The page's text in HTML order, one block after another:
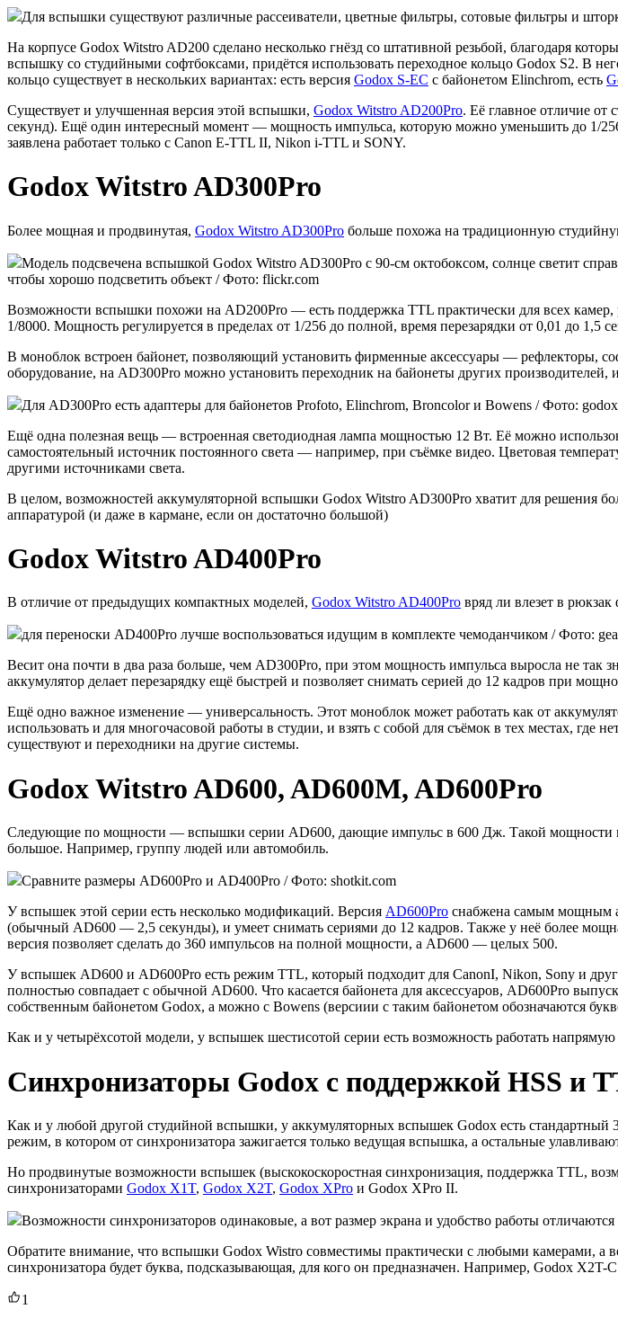
Для вспышки существуют различные рассеиватели, цветные фильтры, сотовые фильтры и
На корпусе Godox Witstro AD200 сделано несколько гнёзд со штативной резьбой, благодаря
вспышку со студийными софтбоксами, придётся использовать переходное кольцо Godox S2. В
кольцо существует в нескольких вариантах: есть версия Godox S-EC с байонетом Elinchrom, есть
Существует и улучшенная версия этой вспышки, Godox Witstro AD200Pro. Её главное отличие от
секунд). Ещё один интересный момент — мощность импульса, которую можно уменьшить до 1/
заявлена работает только с Canon E-TTL II, Nikon i-TTL и SONY.
Godox Witstro AD300Pro
Более мощная и продвинутая, Godox Witstro AD300Pro больше похожа на традиционную
Модель подсвечена вспышкой Godox Witstro AD300Pro с 90-см октобоксом, солнце светит
чтобы хорошо подсветить объект / Фото: flickr.com
Возможности вспышки похожи на AD200Pro — есть поддержка TTL практически для всех
1/8000. Мощность регулируется в пределах от 1/256 до полной, время перезарядки от 0,01 до
В моноблок встроен байонет, позволяющий установить фирменные аксессуары — рефлекторы,
оборудование, на AD300Pro можно установить переходник на байонеты других
Для AD300Pro есть адаптеры для байонетов Profoto, Elinchrom, Broncolor и Bowens / Фото:
Ещё одна полезная вещь — встроенная светодиодная лампа мощностью 12 Вт. Её можно
самостоятельный источник постоянного света — например, при съёмке видео. Цветовая
другими источниками света.
В целом, возможностей аккумуляторной вспышки Godox Witstro AD300Pro хватит для решения
аппаратурой (и даже в кармане, если он достаточно большой)
Godox Witstro AD400Pro
В отличие от предыдущих компактных моделей, Godox Witstro AD400Pro вряд ли влезет в рюкзак
для переноски AD400Pro лучше воспользоваться идущим в комплекте чемоданчиком / Фото:
Весит она почти в два раза больше, чем AD300Pro, при этом мощность импульса выросла не
аккумулятор делает перезарядку ещё быстрей и позволяет снимать серией до 12 кадров при
Ещё одно важное изменение — универсальность. Этот моноблок может работать как от
использовать и для многочасовой работы в студии, и взять с собой для съёмок в тех местах, где
существуют и переходники на другие системы.
Godox Witstro AD600, AD600M, AD600Pro
Следующие по мощности — вспышки серии AD600, дающие импульс в 600 Дж. Такой мощности
большое. Например, группу людей или автомобиль.
Сравните размеры AD600Pro и AD400Pro / Фото: shotkit.com
У вспышек этой серии есть несколько модификаций. Версия AD600Pro снабжена самым мощным
(обычный AD600 — 2,5 секунды), и умеет снимать сериями до 12 кадров. Также у неё более
версия позволяет сделать до 360 импульсов на полной мощности, а AD600 — целых 500.
У вспышек AD600 и AD600Pro есть режим TTL, который подходит для CanonI, Nikon, Sony и
полностью совпадает с обычной AD600. Что касается байонета для аксессуаров, AD600Pro
собственным байонетом Godox, а можно с Bowens (версиии с таким байонетом обозначаются
Как и у четырёхсотой модели, у вспышек шестисотой серии есть возможность работать напрямую
Синхронизаторы Godox c поддержкой HSS и
Как и у любой другой студийной вспышки, у аккумуляторных вспышек Godox есть
режим, в котором от синхронизатора зажигается только ведущая вспышка, а остальные
Но продвинутые возможности вспышек (выскокоскоростная синхронизация, поддержка TTL,
синхронизаторами Godox X1T, Godox X2T, Godox XPro и Godox XPro II.
Возможности синхронизаторов одинаковые, а вот размер экрана и удобство работы
Обратите внимание, что вспышки Godox Wistro совместимы практически с любыми камерами, а
синхронизатора будет буква, подсказывающая, для кого он предназначен. Например, Godox X2T-
1